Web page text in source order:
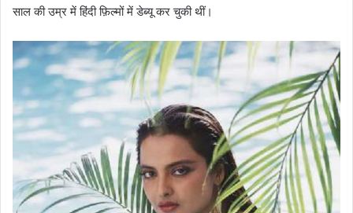
साल की उम्र में हिंदी फ़िल्मों में डेब्यू कर चुकी थीं।